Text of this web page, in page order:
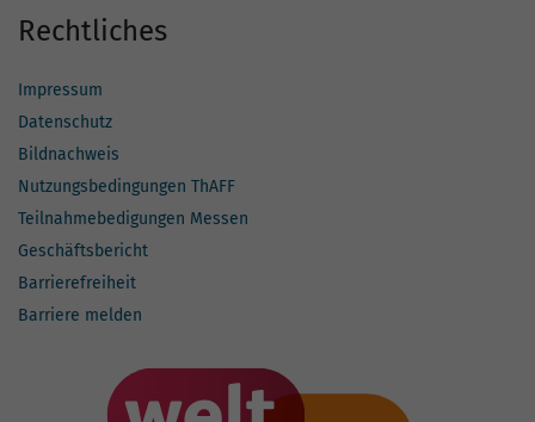
Rechtliches
Impressum
Datenschutz
Bildnachweis
Nutzungsbedingungen ThAFF
Teilnahmebedigungen Messen
Geschäftsbericht
Barrierefreiheit
Barriere melden